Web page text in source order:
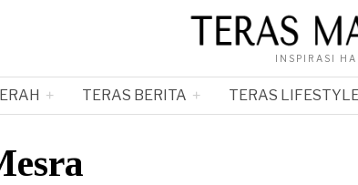
INSPIRASI
TERAS BERITA TERAS LIFESTYLE